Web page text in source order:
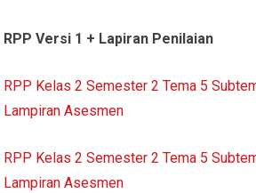
RPP Versi 1 + Lapiran Penilaian
RPP Kelas 2 Semester 2 Tema 5
Lampiran Asesmen
RPP Kelas 2 Semester 2 Tema 5
Lampiran Asesmen